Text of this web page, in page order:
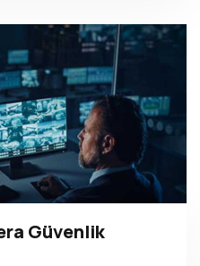
Güvenlik